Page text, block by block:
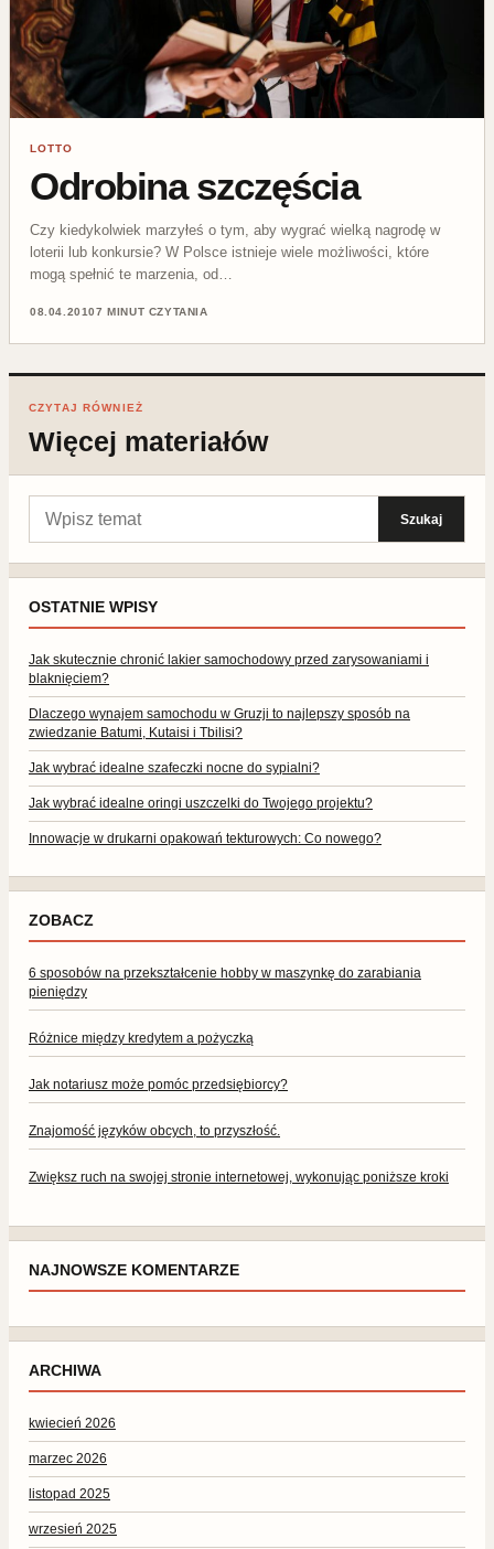
CZYTAJ RÓWNIEŻ
Więcej materiałów
Szukaj:
Szukaj
OSTATNIE WPISY
Jak skutecznie chronić lakier samochodowy przed zarysowaniami i
blaknięciem?
Dlaczego wynajem samochodu w Gruzji to najlepszy sposób na
zwiedzanie Batumi, Kutaisi i Tbilisi?
Jak wybrać idealne szafeczki nocne do sypialni?
Jak wybrać idealne oringi uszczelki do Twojego projektu?
Innowacje w drukarni opakowań tekturowych: Co nowego?
ZOBACZ
6 sposobów na przekształcenie hobby w maszynkę do zarabiania
pieniędzy
Różnice między kredytem a pożyczką
Jak notariusz może pomóc przedsiębiorcy?
Znajomość języków obcych, to przyszłość.
Zwiększ ruch na swojej stronie internetowej, wykonując poniższe kroki
NAJNOWSZE KOMENTARZE
ARCHIWA
kwiecień 2026
marzec 2026
listopad 2025
wrzesień 2025
LOTTO
Odrobina szczęścia
Czy kiedykolwiek marzyłeś o tym, aby wygrać wielką nagrodę w
loterii lub konkursie? W Polsce istnieje wiele możliwości, które
mogą spełnić te marzenia, od…
08.04.20107 MINUT CZYTANIA